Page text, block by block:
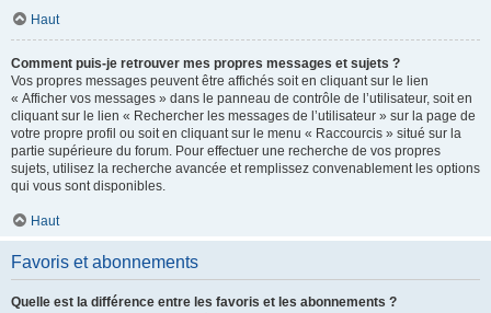
Haut
Comment puis-je retrouver mes propres messages et sujets ?
Vos propres messages peuvent être affichés soit en cliquant sur le lien
« Afficher vos messages » dans le panneau de contrôle de l’utilisateur, soit en
cliquant sur le lien « Rechercher les messages de l’utilisateur » sur la page de
votre propre profil ou soit en cliquant sur le menu « Raccourcis » situé sur la
partie supérieure du forum. Pour effectuer une recherche de vos propres
sujets, utilisez la recherche avancée et remplissez convenablement les options
qui vous sont disponibles.
Haut
Favoris et abonnements
Quelle est la différence entre les favoris et les abonnements ?